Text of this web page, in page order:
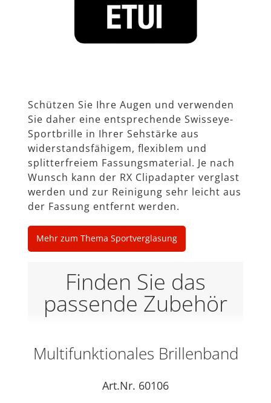
Schützen Sie Ihre Augen und verwenden
Sie daher eine entsprechende Swisseye-
Sportbrille in Ihrer Sehstärke aus
widerstandsfähigem, ﬂexiblem und
splitterfreiem Fassungsmaterial. Je nach
Wunsch kann der RX Clipadapter verglast
werden und zur Reinigung sehr leicht aus
der Fassung entfernt werden.
Mehr zum Thema Sportverglasung
Finden Sie das
passende Zubehör
Multifunktionales Brillenband
Art.Nr. 60106